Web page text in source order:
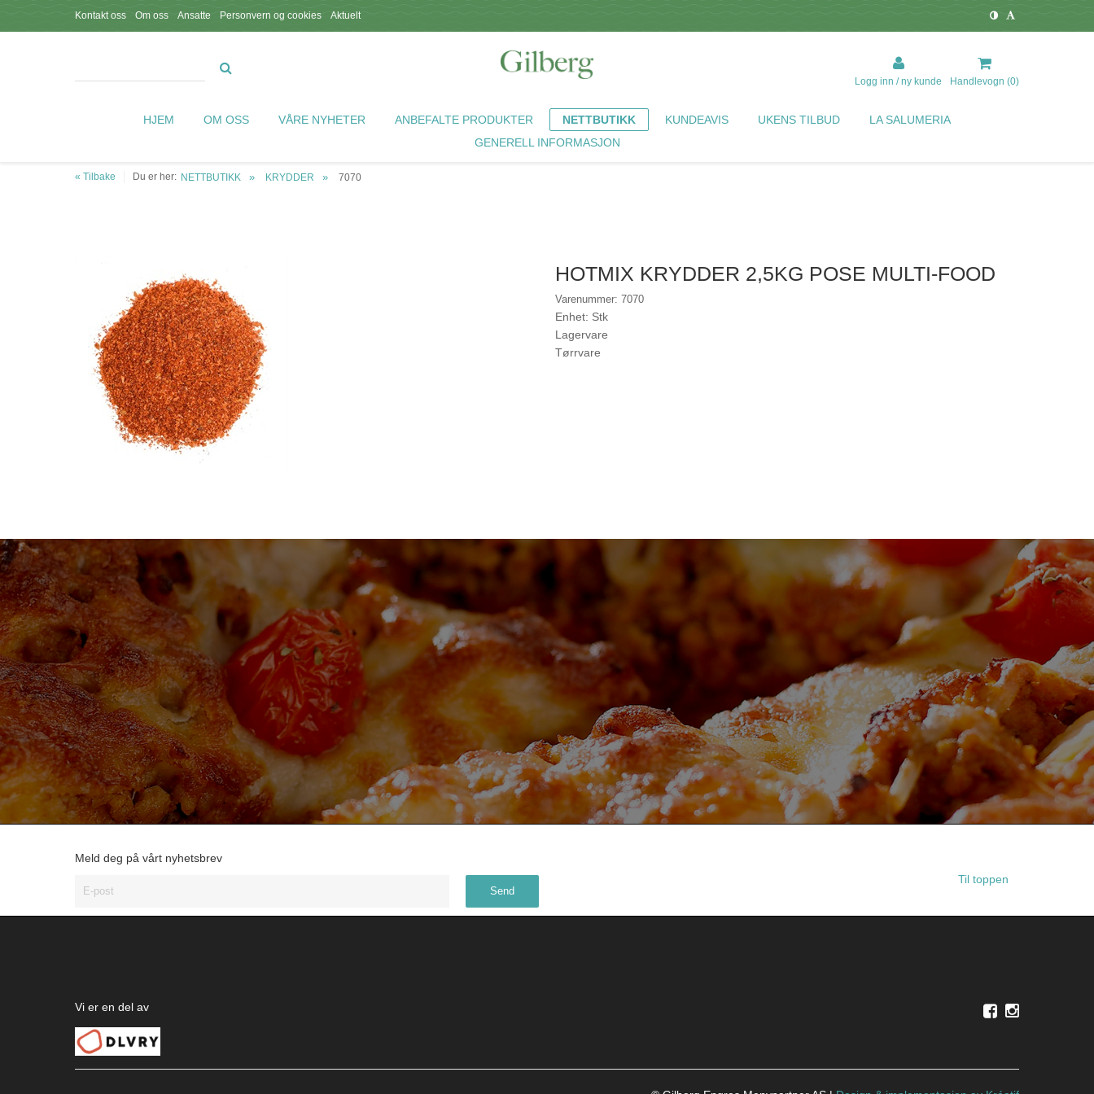
Kontakt oss Om oss Ansatte Personvern og cookies Aktuelt
Logg inn / ny kunde Handlevogn (0)
HJEM OM OSS VÅRE NYHETER ANBEFALTE PRODUKTER NETTBUTIKK KUNDEAVIS UKENS TILBUD
LA SALUMERIA
GENERELL INFORMASJON
« Tilbake Du er her: NETTBUTIKK KRYDDER 7070
HOTMIX KRYDDER 2,5KG POSE MULTI-FOOD
Varenummer: 7070
Enhet: Stk
Lagervare
Tørrvare
Meld deg på vårt nyhetsbrev
Til toppen
Vi er en del av